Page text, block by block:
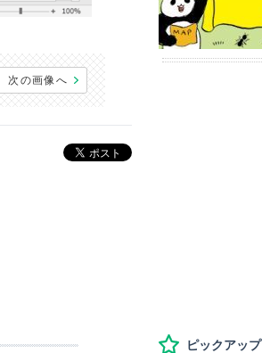
次の画像へ
ピックアップ